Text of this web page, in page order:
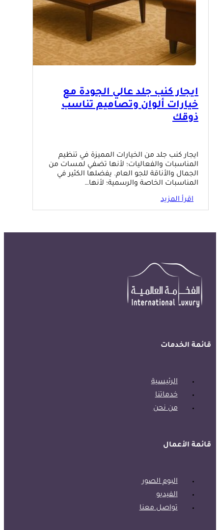
ايجار كنب جلد عالي الجودة مع
خيارات ألوان وتصاميم تناسب
ذوقك
ايجار كنب جلد من الخيارات المميزة في تنظيم
المناسبات والفعاليات؛ لأنها تضفي لمسات من
الجمال والأناقة للجو العام. يفضلها الكثير في
المناسبات الخاصة والرسمية؛ لأنها…
اقرأ المزيد
قائمة الخدمات
الرئيسية
خدماتنا
من نحن
قائمة الأعمال
البوم الصور
الفيديو
تواصل معنا